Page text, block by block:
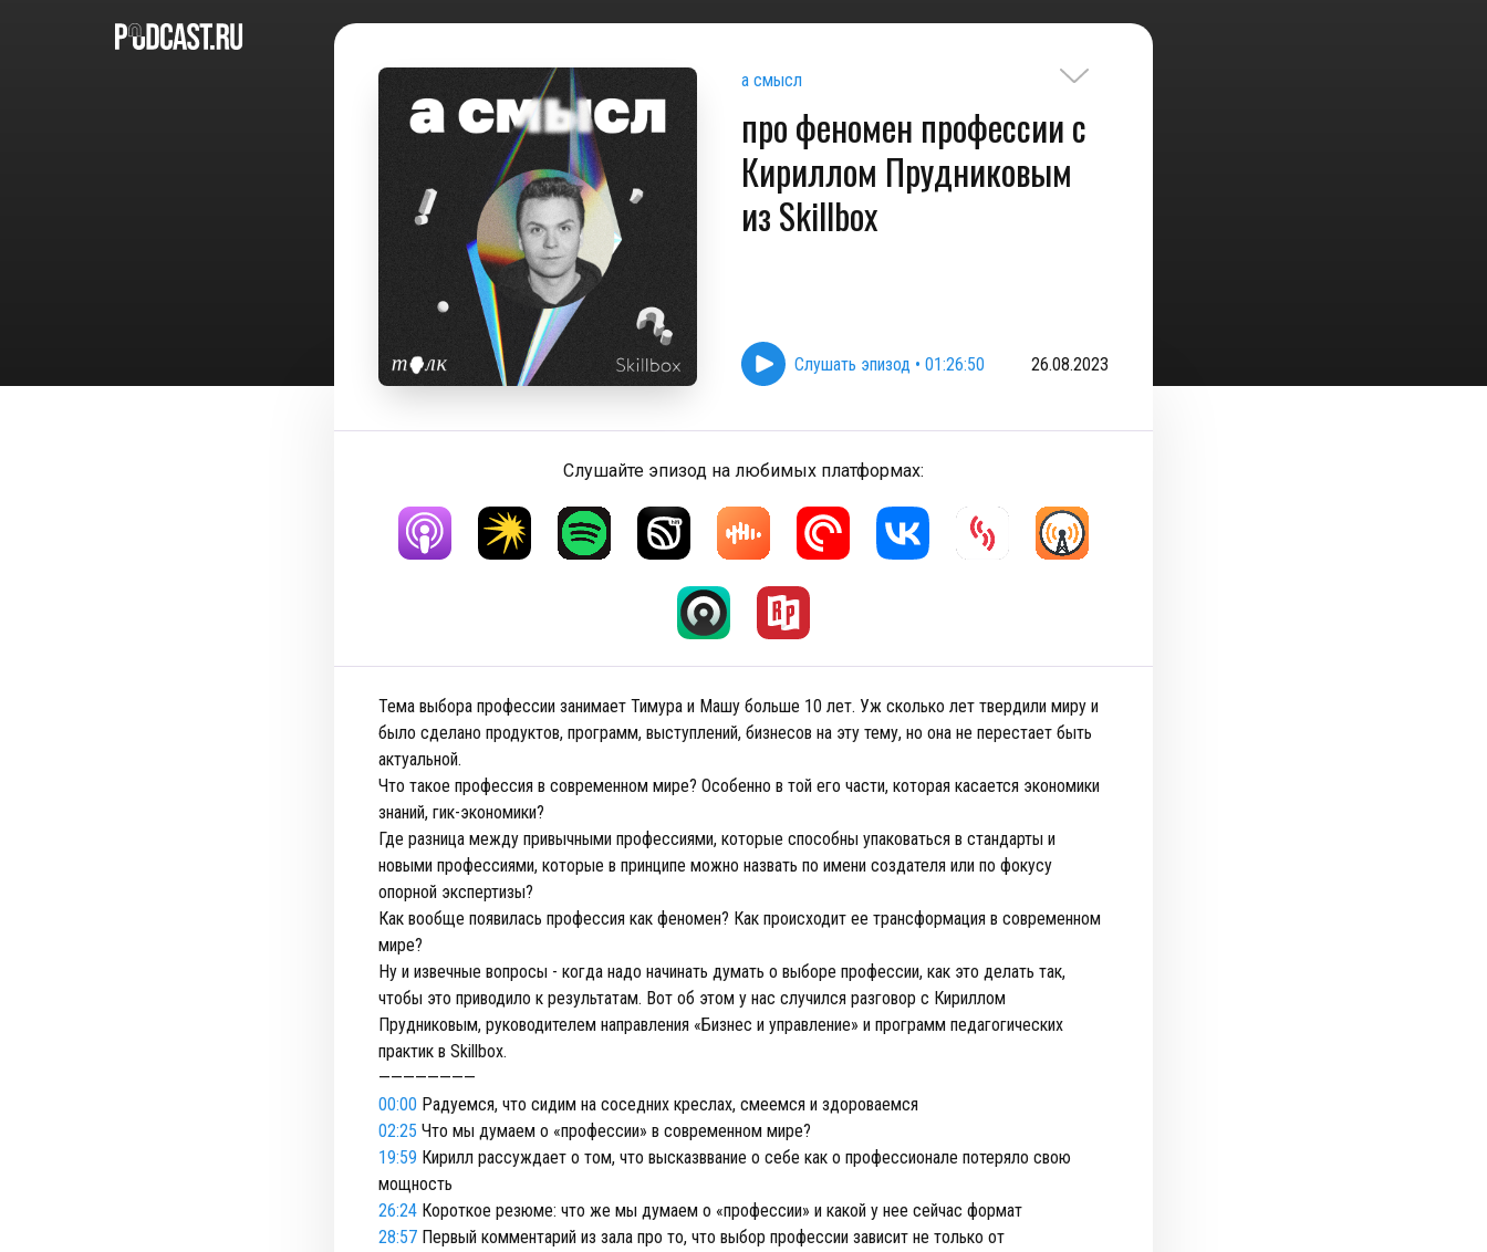
а смысл
про феномен профессии с
Кириллом Прудниковым
из Skillbox
Слушать эпизод • 01:26:50 26.08.2023
Слушайте эпизод на любимых платформах:
Тема выбора профессии занимает Тимура и Машу больше 10 лет. Уж сколько лет твердили миру и
было сделано продуктов, программ, выступлений, бизнесов на эту тему, но она не перестает быть
актуальной.
Что такое профессия в современном мире? Особенно в той его части, которая касается экономики
знаний, гик-экономики?
Где разница между привычными профессиями, которые способны упаковаться в стандарты и
новыми профессиями, которые в принципе можно назвать по имени создателя или по фокусу
опорной экспертизы?
Как вообще появилась профессия как феномен? Как происходит ее трансформация в современном
мире?
Ну и извечные вопросы - когда надо начинать думать о выборе профессии, как это делать так,
чтобы это приводило к результатам. Вот об этом у нас случился разговор с Кириллом
Прудниковым, руководителем направления «Бизнес и управление» и программ педагогических
практик в Skillbox.
————————
00:00 Радуемся, что сидим на соседних креслах, смеемся и здороваемся
02:25 Что мы думаем о «профессии» в современном мире?
19:59 Кирилл рассуждает о том, что высказввание о себе как о профессионале потеряло свою
мощность
26:24 Короткое резюме: что же мы думаем о «профессии» и какой у нее сейчас формат
28:57 Первый комментарий из зала про то, что выбор профессии зависит не только от